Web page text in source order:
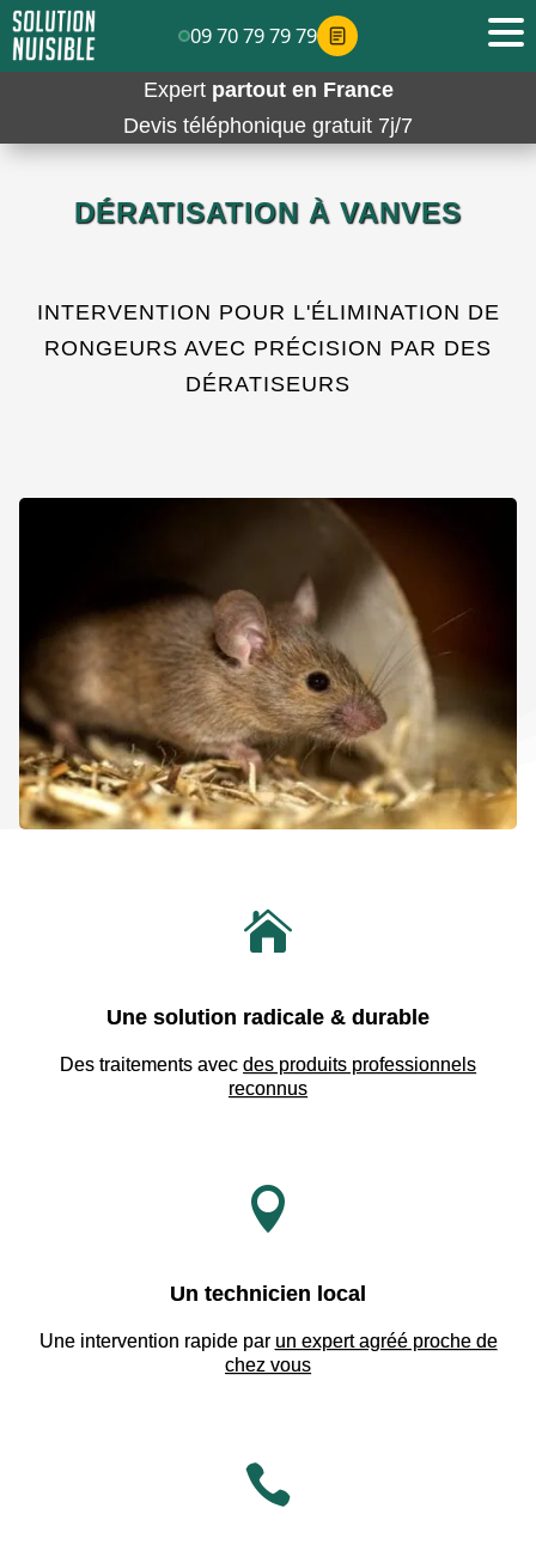
Expert partout en France
Devis téléphonique gratuit 7j/7
DÉRATISATION À VANVES
INTERVENTION POUR L'ÉLIMINATION DE
RONGEURS AVEC PRÉCISION PAR DES
DÉRATISEURS

Une solution radicale & durable
Des traitements avec des produits professionnels
reconnus

Un technicien local
Une intervention rapide par un expert agréé proche de
chez vous

09 70 79 79 79